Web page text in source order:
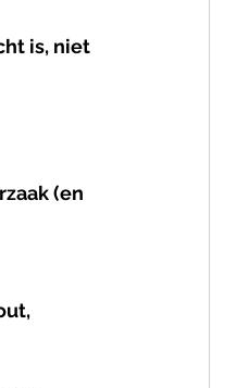
is, niet
(en